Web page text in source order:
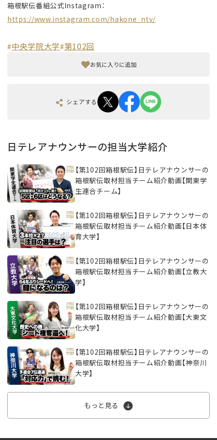
箱根駅伝番組公式Instagram：
https://www.instagram.com/hakone_ntv/
#中央学院大学#第102回
お気に入りに追加
シェアする
日テレアナウンサーの担当大学紹介
【第102回箱根駅伝】日テレアナウンサーの
箱根駅伝取材担当チーム紹介動画【関東学
生連合チーム】
【第102回箱根駅伝】日テレアナウンサーの
箱根駅伝取材担当チーム紹介動画【日本体
育大学】
【第102回箱根駅伝】日テレアナウンサーの
箱根駅伝取材担当チーム紹介動画【立教大
学】
【第102回箱根駅伝】日テレアナウンサーの
箱根駅伝取材担当チーム紹介動画【大東文
化大学】
【第102回箱根駅伝】日テレアナウンサーの
箱根駅伝取材担当チーム紹介動画【神奈川
大学】
もっと見る